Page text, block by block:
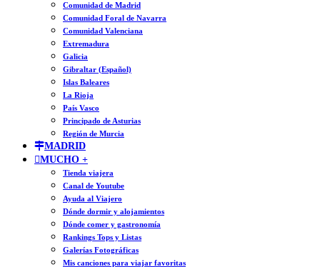
Comunidad de Madrid
Comunidad Foral de Navarra
Comunidad Valenciana
Extremadura
Galicia
Gibraltar (Español)
Islas Baleares
La Rioja
País Vasco
Principado de Asturias
Región de Murcia
MADRID
MUCHO +
Tienda viajera
Canal de Youtube
Ayuda al Viajero
Dónde dormir y alojamientos
Dónde comer y gastronomía
Rankings Tops y Listas
Galerías Fotográficas
Mis canciones para viajar favoritas